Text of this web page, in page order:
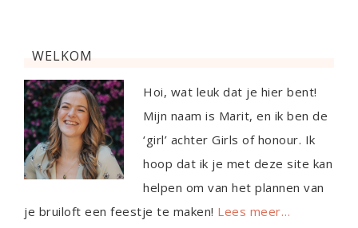
WELKOM
Hoi, wat leuk dat je hier bent!
Mijn naam is Marit, en ik ben de
‘girl’ achter Girls of honour. Ik
hoop dat ik je met deze site kan
helpen om van het plannen van
je bruiloft een feestje te maken! Lees meer…